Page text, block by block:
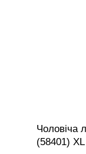
Чоловіча
(58401)